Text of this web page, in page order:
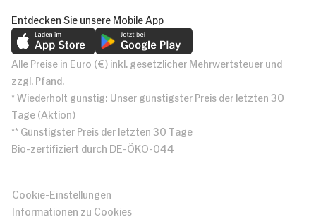
Entdecken Sie unsere Mobile App
Alle Preise in Euro (€) inkl. gesetzlicher Mehrwertsteuer und
zzgl. Pfand.
* Wiederholt günstig: Unser günstigster Preis der letzten 30
Tage (Aktion)
** Günstigster Preis der letzten 30 Tage
Bio-zertifiziert durch DE-ÖKO-044
Cookie-Einstellungen
Informationen zu Cookies